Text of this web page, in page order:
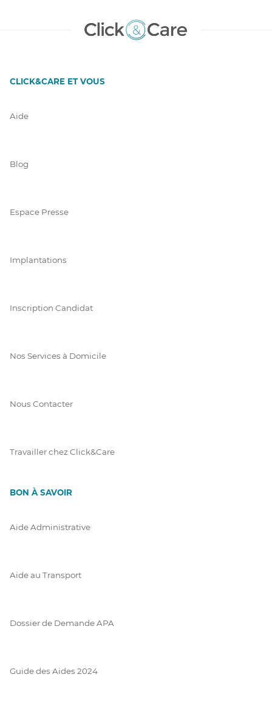
CLICK&CARE ET VOUS
Aide
Blog
Espace Presse
Implantations
Inscription Candidat
Nos Services à Domicile
Nous Contacter
Travailler chez Click&Care
BON À SAVOIR
Aide Administrative
Aide au Transport
Dossier de Demande APA
Guide des Aides 2024